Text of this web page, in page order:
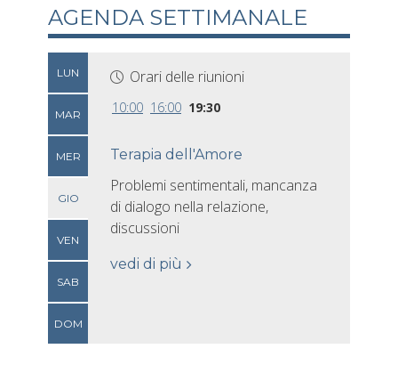
AGENDA SETTIMANALE
LUN
MAR
MER
GIO
VEN
SAB
DOM
Orari delle riunioni
10:00 16:00 19:30
Terapia dell'Amore
Problemi sentimentali, mancanza
di dialogo nella relazione,
discussioni
vedi di più